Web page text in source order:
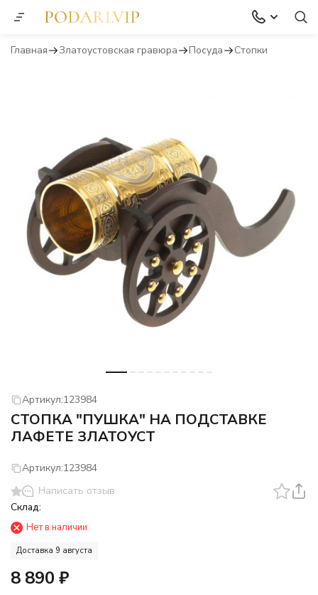
Главная Златоустовская гравюра Посуда Стопки
Артикул:123984
СТОПКА "ПУШКА" НА ПОДСТАВКЕ
ЛАФЕТЕ ЗЛАТОУСТ
Артикул:123984
Написать отзыв
Склад:
Нет в наличии
Доставка 9 августа
8 890 ₽